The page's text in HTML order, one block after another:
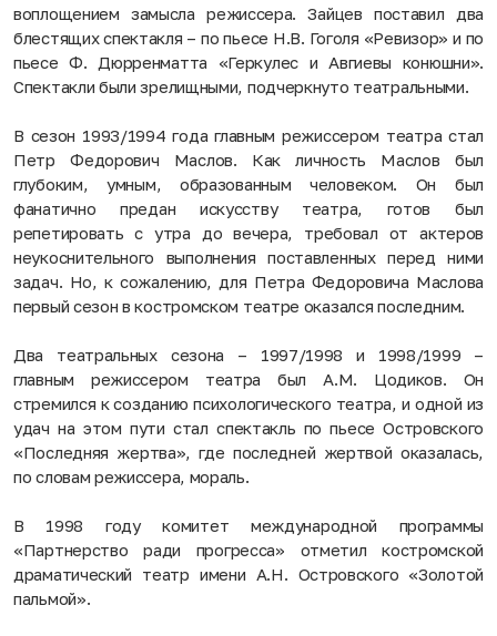
воплощением замысла режиссера. Зайцев поставил два
блестящих спектакля – по пьесе Н.В. Гоголя «Ревизор» и по
пьесе Ф. Дюрренматта «Геркулес и Авгиевы конюшни».
Спектакли были зрелищными, подчеркнуто театральными.
В сезон 1993/1994 года главным режиссером театра стал
Петр Федорович Маслов. Как личность Маслов был
глубоким, умным, образованным человеком. Он был
фанатично предан искусству театра, готов был
репетировать с утра до вечера, требовал от актеров
неукоснительного выполнения поставленных перед ними
задач. Но, к сожалению, для Петра Федоровича Маслова
первый сезон в костромском театре оказался последним.
Два театральных сезона – 1997/1998 и 1998/1999 –
главным режиссером театра был А.М. Цодиков. Он
стремился к созданию психологического театра, и одной из
удач на этом пути стал спектакль по пьесе Островского
«Последняя жертва», где последней жертвой оказалась,
по словам режиссера, мораль.
В 1998 году комитет международной программы
«Партнерство ради прогресса» отметил костромской
драматический театр имени А.Н. Островского «Золотой
пальмой».